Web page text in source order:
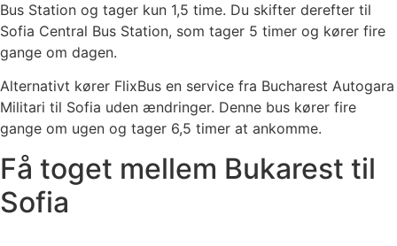
Bus Station og tager kun 1,5 time. Du skifter derefter til
Sofia Central Bus Station, som tager 5 timer og kører fire
gange om dagen.
Alternativt kører FlixBus en service fra Bucharest Autogara
Militari til Sofia uden ændringer. Denne bus kører fire
gange om ugen og tager 6,5 timer at ankomme.
Få toget mellem Bukarest til
Sofia